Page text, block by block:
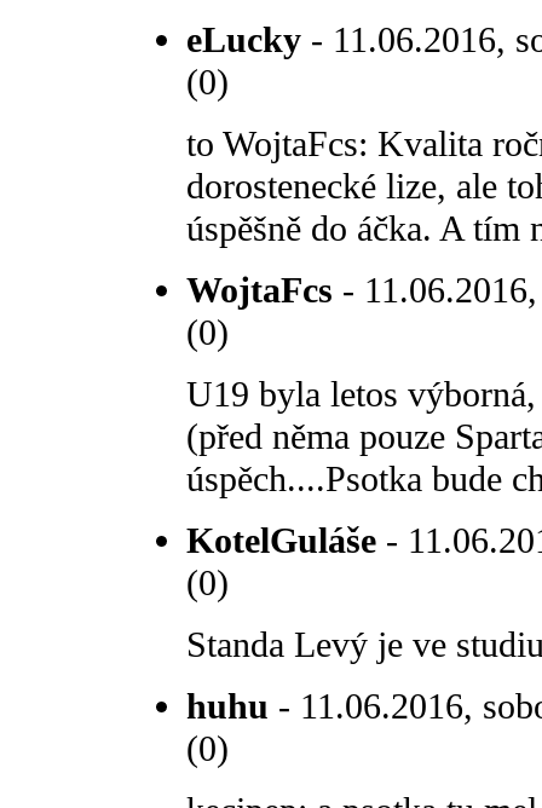
eLucky - 11.06.2016,
(0)
to WojtaFcs: Kvalita
dorostenecké lize, ale
úspěšně do áčka. A
WojtaFcs -
(0)
U19 byla letos
(před něma pouze
úspěch....Psotka bude
KotelGuláše -
(0)
Standa Levý je ve
huhu - 11.06.2016,
(0)